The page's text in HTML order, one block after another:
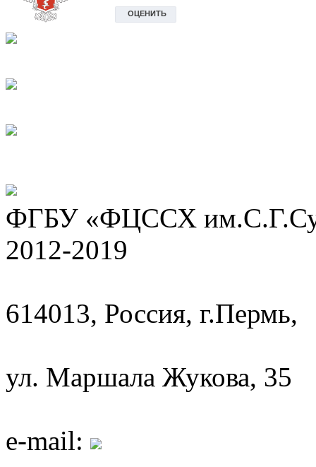
ФГБУ «ФЦССХ
2012-2019
614013, Россия, г.Пермь,
ул. Маршала Жукова, 35
e-mail: